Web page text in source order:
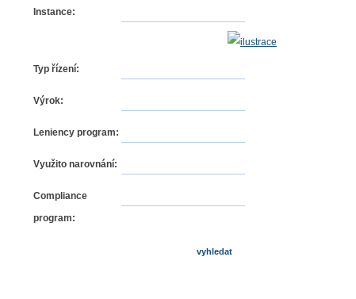
Instance:
Typ řízení:
Výrok:
Leniency program:
Využito narovnání:
Compliance
program: